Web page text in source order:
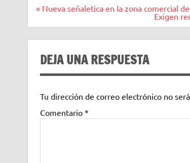
Navegación
« Nueva señaletica en la zona comercial de
Exigen
DEJA UNA RESPUESTA
Tu dirección de correo electrónico no
Comentario *